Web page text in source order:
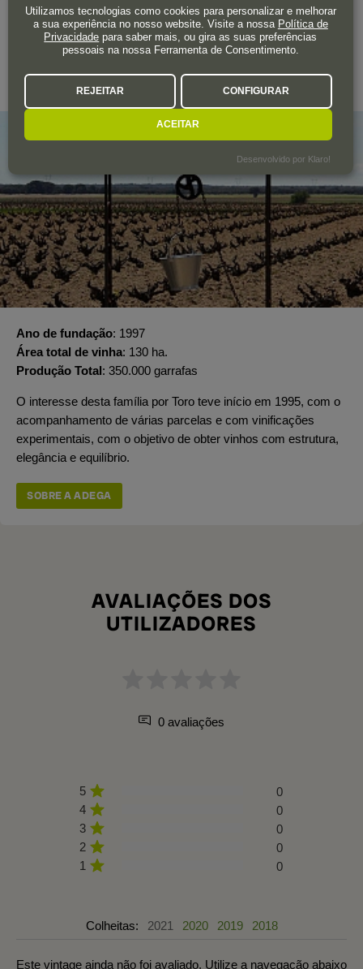
A adega
SAN ROMÁN VIÑEDOS Y BODEGAS
Ano de fundação 1997
Área total de vinha 130 ha.
Produção Total 350.000 garrafas
O interesse desta família por Toro teve início em 1995, com o
acompanhamento de várias parcelas e com vinificações
experimentais, com o objetivo de obter vinhos com estrutura,
elegância e equilíbrio.
SOBRE A ADEGA
AVALIAÇÕES DOS
UTILIZADORES
0 avaliações
5
0
4
0
3
0
2
0
1
0
Colheitas: 2021 2020 2019 2018
Este vintage ainda não foi avaliado. Utilize a navegação abaixo
Utilizamos tecnologias como cookies para personalizar e melhorar
a sua experiência no nosso website. Visite a nossa Política de
Privacidade para saber mais, ou gira as suas preferências
pessoais na nossa Ferramenta de Consentimento.
REJEITAR CONFIGURAR
ACEITAR
Desenvolvido por Klaro!